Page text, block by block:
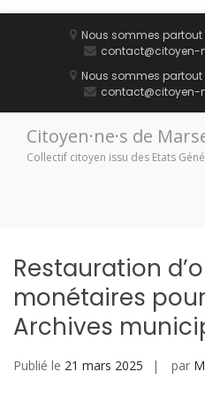
Nous sommes partout
Nous sommes partout
Citoyen·ne·s de
Collectif citoyen issu des Etats
Restauration
monétaires
Archives
Publié le 21 mars 2025 par